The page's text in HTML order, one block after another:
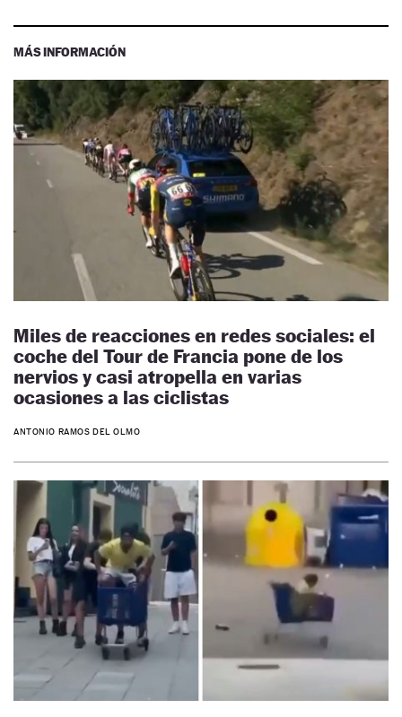
MÁS INFORMACIÓN
Miles de reacciones en redes sociales: el
coche del Tour de Francia pone de los
nervios y casi atropella en varias
ocasiones a las ciclistas
ANTONIO RAMOS DEL OLMO